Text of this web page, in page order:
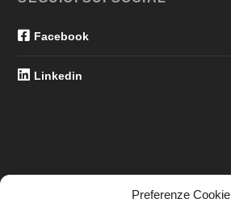
Preferenze Cookie
Facebook
Linkedin